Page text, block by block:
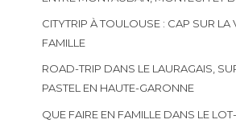
CITYTRIP À TOULOUSE : CAP SUR LA
FAMILLE
ROAD-TRIP DANS LE LAURAGAIS,
PASTEL EN HAUTE-GARONNE
QUE FAIRE EN FAMILLE DANS LE